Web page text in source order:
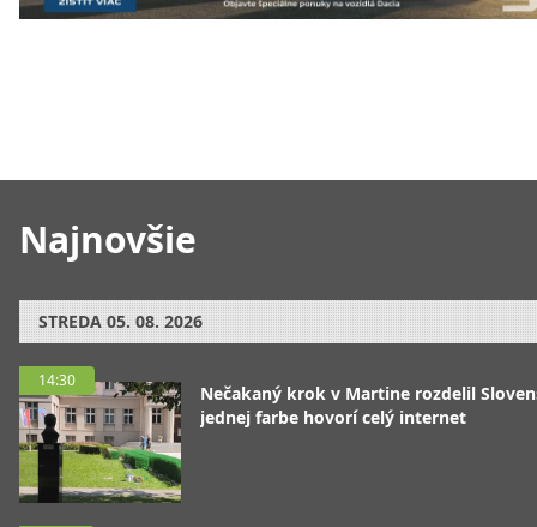
Najnovšie
STREDA 05. 08. 2026
14:30
Nečakaný krok v Martine rozdelil
jednej farbe hovorí celý internet